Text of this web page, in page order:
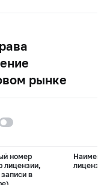
рынке
номер
лицензии,
в
лицензии